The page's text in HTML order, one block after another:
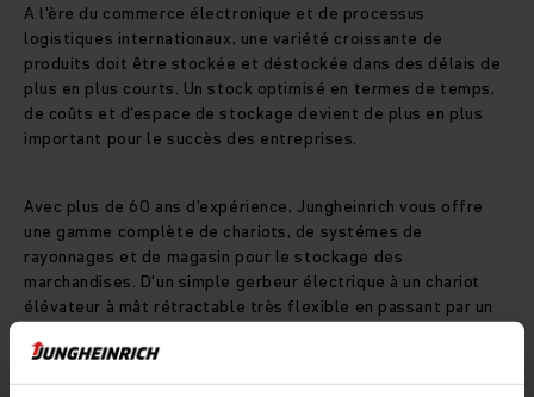
A l'ère du commerce électronique et de processus
logistiques internationaux, une variété croissante de
produits doit être stockée et déstockée dans des délais de
plus en plus courts. Un stock optimisé en termes de temps,
de coûts et d'espace de stockage devient de plus en plus
important pour le succès des entreprises.
Avec plus de 60 ans d'expérience, Jungheinrich vous offre
une gamme complète de chariots, de systémes de
rayonnages et de magasin pour le stockage des
marchandises. D'un simple gerbeur électrique à un chariot
élévateur à mât rétractable très flexible en passant par un